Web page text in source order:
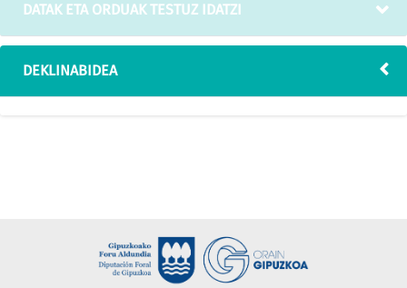
DATAK ETA ORDUAK TESTUZ IDATZI
DEKLINABIDEA